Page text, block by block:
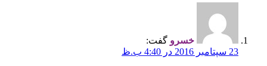
خسرو گفت:
23 سپتامبر 2016 در 4:40 ب.ظ